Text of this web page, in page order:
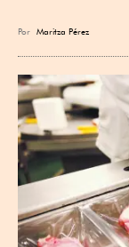
Por Maritza Pérez